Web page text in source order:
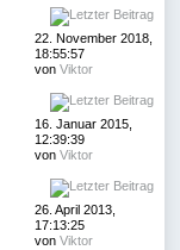
22. November 2018,
18:55:57
von Viktor
16. Januar 2015,
12:39:39
von Viktor
26. April 2013,
17:13:25
von Viktor